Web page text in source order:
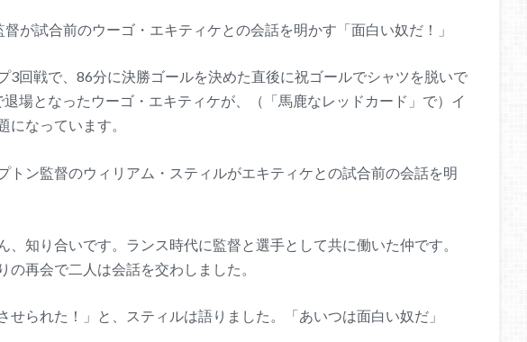
が試合前のウーゴ・エキティケとの会話を明かす「面白い奴だ！」
3回戦で、86分に決勝ゴールを決めた直後に祝ゴールでシャツを脱いで
場となったウーゴ・エキティケが、（「馬鹿なレッドカード」で）イ
になっています。
トン監督のウィリアム・スティルがエキティケとの試合前の会話を明
、知り合いです。ランス時代に監督と選手として共に働いた仲です。
の再会で二人は会話を交わしました。
せられた！」と、スティルは語りました。「あいつは面白い奴だ」